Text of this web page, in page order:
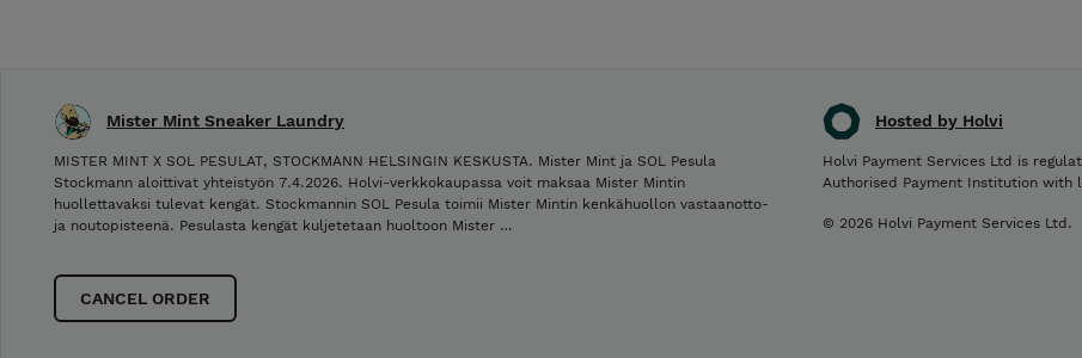
Hosted by Holvi
Holvi Payment Services Ltd is
Authorised Payment Institution with
© 2026 Holvi Payment Services Ltd.
Mister Mint Sneaker Laundry
MISTER MINT X SOL PESULAT, STOCKMANN HELSINGIN KESKUSTA. Mister Mint ja SOL Pesula
Stockmann aloittivat yhteistyön 7.4.2026. Holvi-verkkokaupassa voit maksaa Mister Mintin
huollettavaksi tulevat kengät. Stockmannin SOL Pesula toimii Mister Mintin kenkähuollon vastaanotto-
ja noutopisteenä. Pesulasta kengät kuljetetaan huoltoon Mister …
CANCEL ORDER